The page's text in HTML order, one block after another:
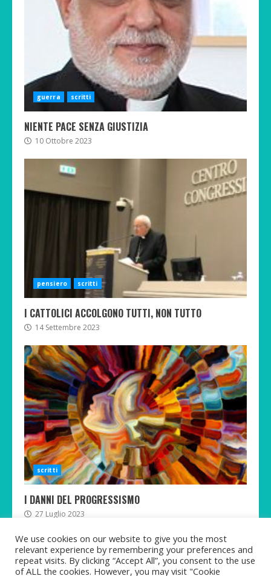
guerra scritti
NIENTE PACE SENZA GIUSTIZIA
10 Ottobre 2023
pensiero scritti
I CATTOLICI ACCOLGONO TUTTI, NON TUTTO
14 Settembre 2023
scritti
I DANNI DEL PROGRESSISMO
27 Luglio 2023
TwitterTelegramFacebookInstagram
RumbleTikTok
We use cookies on our website to give you the most
relevant experience by remembering your preferences and
repeat visits. By clicking “Accept All”, you consent to the use
of ALL the cookies. However, you may visit "Cookie